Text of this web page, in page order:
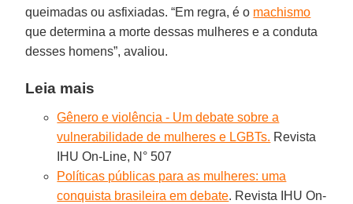
queimadas ou asfixiadas. “Em regra, é o machismo
que determina a morte dessas mulheres e a conduta
desses homens”, avaliou.
Leia mais
Gênero e violência - Um debate sobre a
vulnerabilidade de mulheres e LGBTs. Revista
IHU On-Line, N° 507
Políticas públicas para as mulheres: uma
conquista brasileira em debate. Revista IHU On-